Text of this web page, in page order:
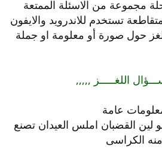
مجموعة من الاسئلة الممتعة
تستخدم للاندرويد والايفون
حول صورة أو معلومة او جملة
اللغـــــز ,,,,,
عامة
القضبان املس العيدان تصنع
منه الكراسى